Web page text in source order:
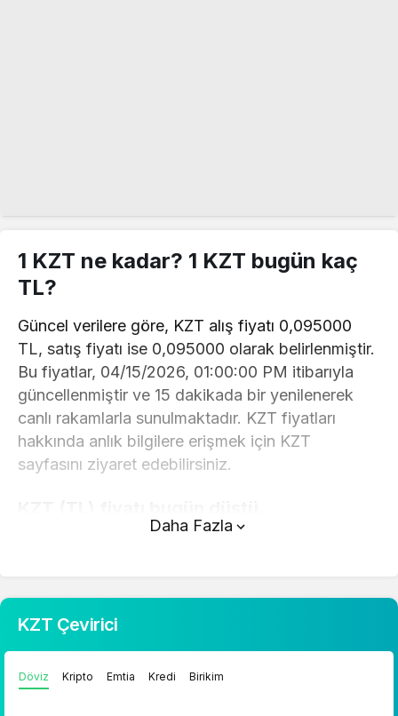
1 KZT ne kadar? 1 KZT bugün kaç
TL?
Güncel verilere göre, KZT alış fiyatı 0,095000
TL, satış fiyatı ise 0,095000 olarak belirlenmiştir.
Bu fiyatlar, 04/15/2026, 01:00:00 PM itibarıyla
güncellenmiştir ve 15 dakikada bir yenilenerek
canlı rakamlarla sunulmaktadır. KZT fiyatları
hakkında anlık bilgilere erişmek için KZT
sayfasını ziyaret edebilirsiniz.
KZT hesaplama işlemleri için, sayfanın üstünde
üzerinden hızlı ve kolay bir şekilde çevirme
Daha Fazla
KZT Çevirici
Döviz Kripto Emtia Kredi Birikim